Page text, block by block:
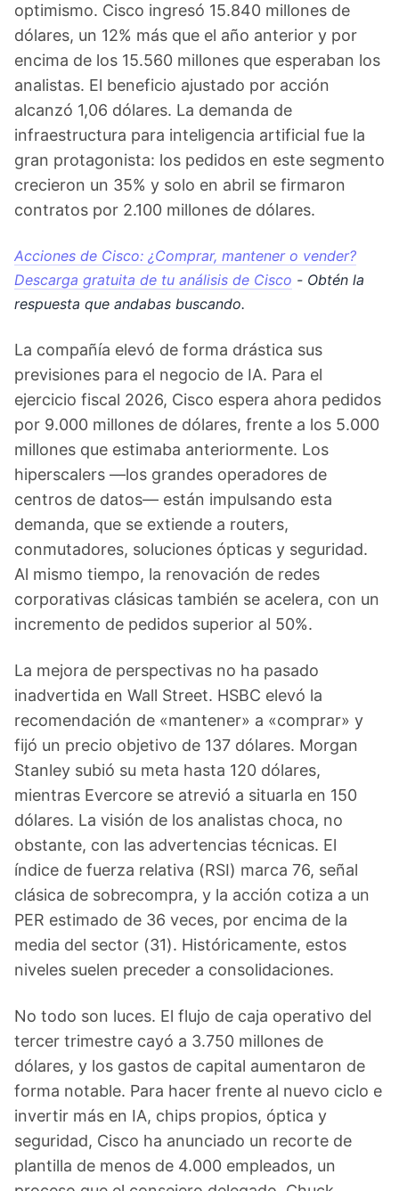
optimismo. Cisco ingresó 15.840 millones de
dólares, un 12% más que el año anterior y por
encima de los 15.560 millones que esperaban los
analistas. El beneficio ajustado por acción
alcanzó 1,06 dólares. La demanda de
infraestructura para inteligencia artificial fue la
gran protagonista: los pedidos en este segmento
crecieron un 35% y solo en abril se firmaron
contratos por 2.100 millones de dólares.
Acciones de Cisco: ¿Comprar, mantener o vender?
Descarga gratuita de tu análisis de Cisco - Obtén la
respuesta que andabas buscando.
La compañía elevó de forma drástica sus
previsiones para el negocio de IA. Para el
ejercicio fiscal 2026, Cisco espera ahora pedidos
por 9.000 millones de dólares, frente a los 5.000
millones que estimaba anteriormente. Los
hiperscalers —los grandes operadores de
centros de datos— están impulsando esta
demanda, que se extiende a routers,
conmutadores, soluciones ópticas y seguridad.
Al mismo tiempo, la renovación de redes
corporativas clásicas también se acelera, con un
incremento de pedidos superior al 50%.
La mejora de perspectivas no ha pasado
inadvertida en Wall Street. HSBC elevó la
recomendación de «mantener» a «comprar» y
fijó un precio objetivo de 137 dólares. Morgan
Stanley subió su meta hasta 120 dólares,
mientras Evercore se atrevió a situarla en 150
dólares. La visión de los analistas choca, no
obstante, con las advertencias técnicas. El
índice de fuerza relativa (RSI) marca 76, señal
clásica de sobrecompra, y la acción cotiza a un
PER estimado de 36 veces, por encima de la
media del sector (31). Históricamente, estos
niveles suelen preceder a consolidaciones.
No todo son luces. El flujo de caja operativo del
tercer trimestre cayó a 3.750 millones de
dólares, y los gastos de capital aumentaron de
forma notable. Para hacer frente al nuevo ciclo e
invertir más en IA, chips propios, óptica y
seguridad, Cisco ha anunciado un recorte de
plantilla de menos de 4.000 empleados, un